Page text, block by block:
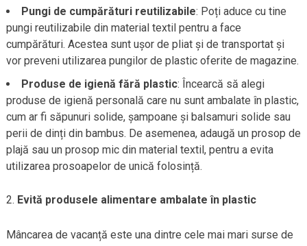
Pungi de cumpărături reutilizabile: Poți aduce cu tine
pungi reutilizabile din material textil pentru a face
cumpărături. Acestea sunt ușor de pliat și de transportat și
vor preveni utilizarea pungilor de plastic oferite de magazine.
Produse de igienă fără plastic: Încearcă să alegi
produse de igienă personală care nu sunt ambalate în plastic,
cum ar fi săpunuri solide, șampoane și balsamuri solide sau
perii de dinți din bambus. De asemenea, adaugă un prosop de
plajă sau un prosop mic din material textil, pentru a evita
utilizarea prosoapelor de unică folosință.
Evită produsele alimentare ambalate în plastic
Mâncarea de vacanță este una dintre cele mai mari surse de